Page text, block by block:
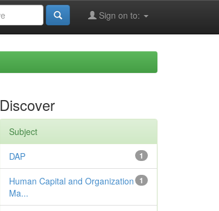
Sign on to:
Discover
Subject
1
DAP
1
Human Capital and Organization
Ma...